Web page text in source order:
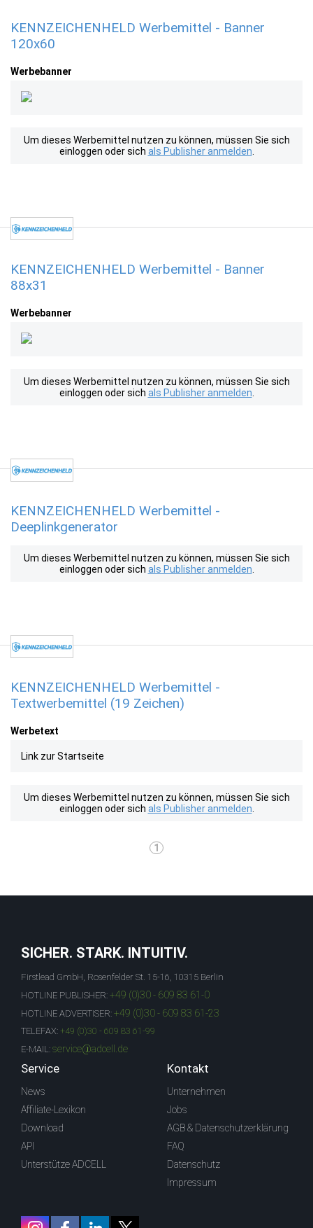
KENNZEICHENHELD Werbemittel - Banner
120x60
Werbebanner
Um dieses Werbemittel nutzen zu können, müssen Sie sich
einloggen oder sich als Publisher anmelden
KENNZEICHENHELD Werbemittel - Banner
88x31
Werbebanner
Um dieses Werbemittel nutzen zu können, müssen Sie sich
einloggen oder sich als Publisher anmelden
KENNZEICHENHELD Werbemittel -
Deeplinkgenerator
Um dieses Werbemittel nutzen zu können, müssen Sie sich
einloggen oder sich als Publisher anmelden
KENNZEICHENHELD Werbemittel -
Textwerbemittel (19 Zeichen)
Werbetext
Link zur Startseite
Um dieses Werbemittel nutzen zu können, müssen Sie sich
einloggen oder sich als Publisher anmelden
1
SICHER. STARK. INTUITIV.
Firstlead GmbH, Rosenfelder St. 15-16, 10315 Berlin
HOTLINE PUBLISHER: +49 (0)30 - 609 83 61-0
HOTLINE ADVERTISER: +49 (0)30 - 609 83 61-23
TELEFAX: +49 (0)30 - 609 83 61-99
E-MAIL: service@adcell.de
Service
News
Affiliate-Lexikon
Download
API
Unterstütze ADCELL
Kontakt
Unternehmen
Jobs
AGB & Datenschutzerklärung
FAQ
Datenschutz
Impressum